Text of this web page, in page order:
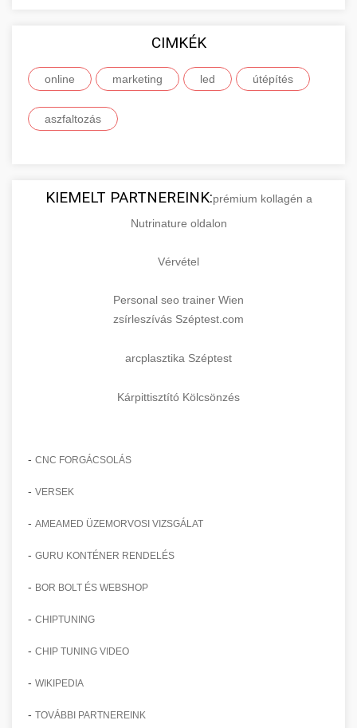
CIMKÉK
online marketing led útépítés
aszfaltozás
KIEMELT PARTNEREINK:prémium kollagén a
Nutrinature oldalon
Vérvétel
Personal seo trainer Wien
zsírleszívás Széptest.com
arcplasztika Széptest
Kárpittisztító Kölcsönzés
- CNC FORGÁCSOLÁS
- VERSEK
- AMEAMED ÜZEMORVOSI VIZSGÁLAT
- GURU KONTÉNER RENDELÉS
- BOR BOLT ÉS WEBSHOP
- CHIPTUNING
- CHIP TUNING VIDEO
- WIKIPEDIA
- TOVÁBBI PARTNEREINK